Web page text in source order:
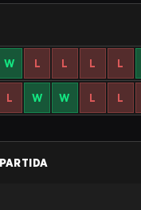
W L L L L
L W W L L